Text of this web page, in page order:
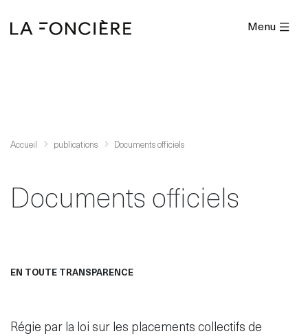
Menu
Accueil publications Documents officiels
Documents officiels
EN TOUTE TRANSPARENCE
Régie par la loi sur les placements collectifs de